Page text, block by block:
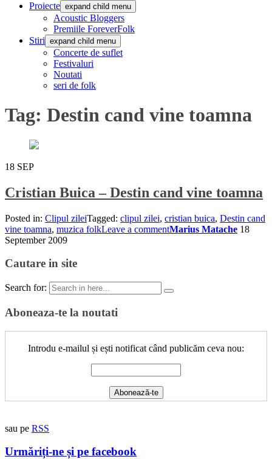
Proiecte expand child menu
Acoustic Bloggers
Premiile ForeverFolk
Stiri expand child menu
Concerte de suflet
Festivaluri
Noutati
seri de folk
Tag: Destin cand vine toamna
18 SEP
Cristian Buica – Destin cand vine toamna
Posted in: Clipul zileiTagged: clipul zilei, cristian buica, Destin cand
vine toamna, muzica folkLeave a commentMarius Matache 18
September 2009
Cautare in site
Search for:
Aboneaza-te la noutati
Introdu e-mailul și ești notificat când publicăm ceva nou:
sau pe RSS
Urmăriți-ne și pe facebook